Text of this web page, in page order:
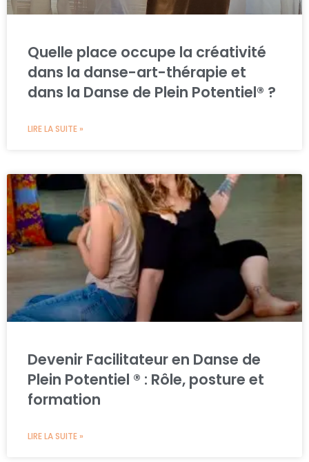
Quelle place occupe la créativité
dans la danse-art-thérapie et
dans la Danse de Plein Potentiel® ?
LIRE LA SUITE »
Devenir Facilitateur en Danse de
Plein Potentiel ® : Rôle, posture et
formation
LIRE LA SUITE »